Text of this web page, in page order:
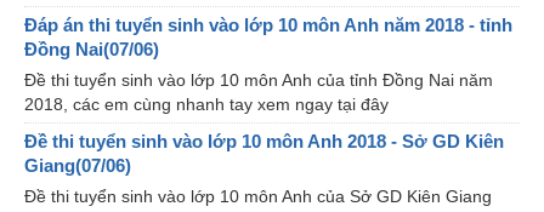
Đáp án thi tuyển sinh vào lớp 10 môn Anh năm 2018 - tỉnh
Đồng Nai(07/06)
Đề thi tuyển sinh vào lớp 10 môn Anh của tỉnh Đồng Nai năm
2018, các em cùng nhanh tay xem ngay tại đây
Đề thi tuyển sinh vào lớp 10 môn Anh 2018 - Sở GD Kiên
Giang(07/06)
Đề thi tuyển sinh vào lớp 10 môn Anh của Sở GD Kiên Giang